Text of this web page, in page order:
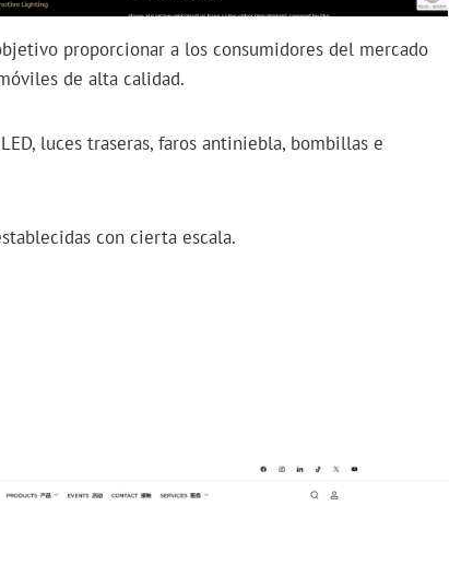
proporcionar a los consumidores del mercado
de alta calidad.
luces traseras, faros antiniebla, bombillas e
con cierta escala.